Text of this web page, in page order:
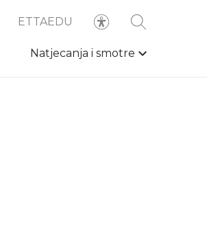
ETTAEDU
Natjecanja i smotre